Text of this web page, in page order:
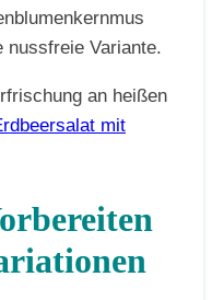
nussfreie Variante.
an heißen
mit